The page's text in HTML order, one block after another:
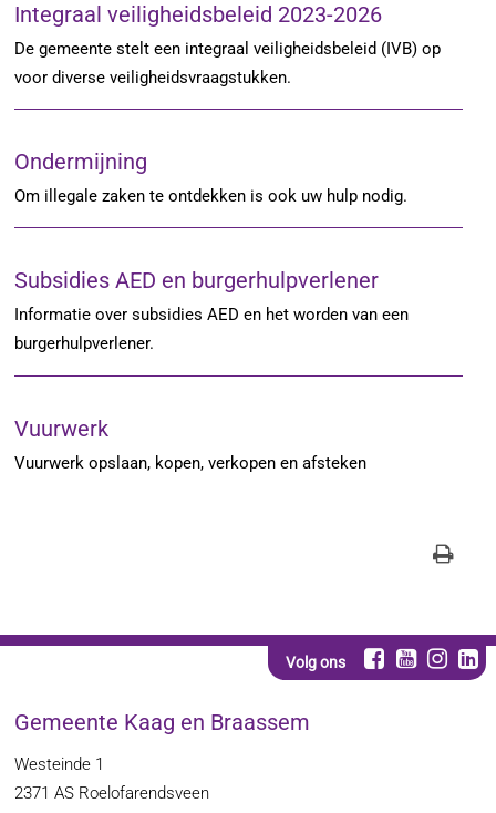
Integraal veiligheidsbeleid 2023-2026
De gemeente stelt een integraal veiligheidsbeleid (IVB) op
voor diverse veiligheidsvraagstukken.
Ondermijning
Om illegale zaken te ontdekken is ook uw hulp nodig.
Subsidies AED en burgerhulpverlener
Informatie over subsidies AED en het worden van een
burgerhulpverlener.
Vuurwerk
Vuurwerk opslaan, kopen, verkopen en afsteken
Volg ons
Gemeente Kaag en Braassem
Westeinde 1
2371 AS Roelofarendsveen